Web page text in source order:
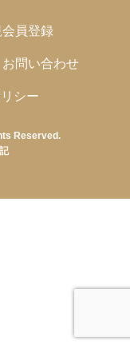
会員登録
お問い合わせ
シー
Reserved.